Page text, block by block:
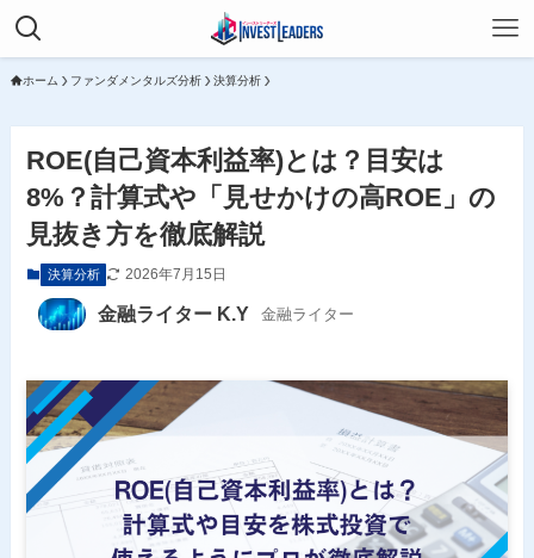
ホーム ファンダメンタルズ分析 決算分析
ROE(自己資本利益率)とは？目安は
8%？計算式や「見せかけの高ROE」の
見抜き方を徹底解説
決算分析 2026年7月15日
金融ライター K.Y 金融ライター